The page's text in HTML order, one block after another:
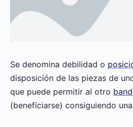
Se denomina debilidad o
disposición de las piezas de
que puede permitir al otro
(beneficiarse) consiguiendo una